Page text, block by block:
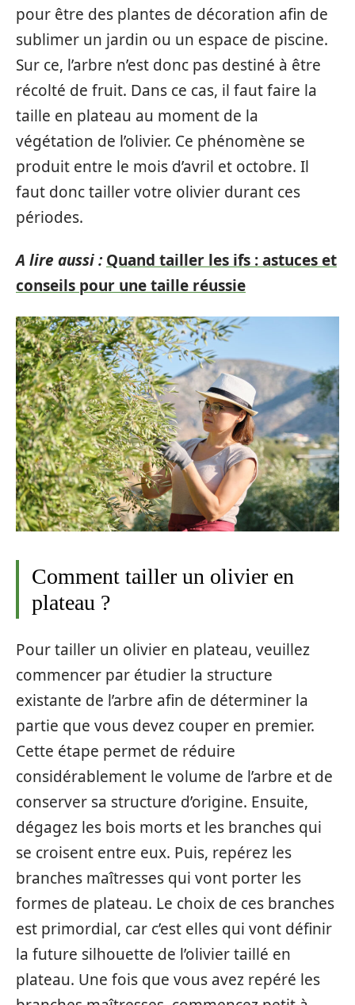
pour être des plantes de décoration afin de
sublimer un jardin ou un espace de piscine.
Sur ce, l’arbre n’est donc pas destiné à être
récolté de fruit. Dans ce cas, il faut faire la
taille en plateau au moment de la
végétation de l’olivier. Ce phénomène se
produit entre le mois d’avril et octobre. Il
faut donc tailler votre olivier durant ces
périodes.
A lire aussi : Quand tailler les ifs : astuces et
conseils pour une taille réussie
Comment tailler un olivier en
plateau ?
Pour tailler un olivier en plateau, veuillez
commencer par étudier la structure
existante de l’arbre afin de déterminer la
partie que vous devez couper en premier.
Cette étape permet de réduire
considérablement le volume de l’arbre et de
conserver sa structure d’origine. Ensuite,
dégagez les bois morts et les branches qui
se croisent entre eux. Puis, repérez les
branches maîtresses qui vont porter les
formes de plateau. Le choix de ces branches
est primordial, car c’est elles qui vont définir
la future silhouette de l’olivier taillé en
plateau. Une fois que vous avez repéré les